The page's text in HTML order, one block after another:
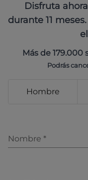
Disfruta
durante 11
Más de 179.000
Podrás
Hombre
Nombre *